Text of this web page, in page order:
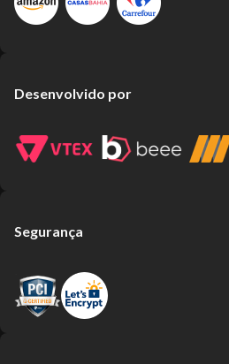
Desenvolvido por
Segurança